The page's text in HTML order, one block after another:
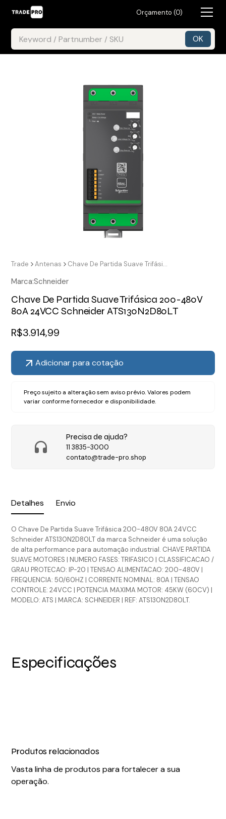
Orçamento (0)
Detalhes Envio
O Chave De Partida Suave Trifásica 200-480V 80A 24VCC
Schneider ATS130N2D80LT da marca Schneider é uma solução
de alta performance para automação industrial. CHAVE PARTIDA
SUAVE MOTORES | NUMERO FASES: TRIFASICO | CLASSIFICACAO /
GRAU PROTECAO: IP-20 | TENSAO ALIMENTACAO: 200-480V |
FREQUENCIA: 50/60HZ | CORRENTE NOMINAL: 80A | TENSAO
CONTROLE: 24VCC | POTENCIA MAXIMA MOTOR: 45KW (60CV) |
MODELO: ATS | MARCA: SCHNEIDER | REF: ATS130N2D80LT.
Trade Antenas Chave De Partida Suave Trifásica 200-480V 80A 24VCC Schneider ATS130N2D80LT
Marca:Schneider
Chave De Partida Suave Trifásica 200-480V
80A 24VCC Schneider ATS130N2D80LT
R$3.914,99
Adicionar para cotação
Preço sujeito a alteração sem aviso prévio. Valores podem
variar conforme fornecedor e disponibilidade.
Precisa de ajuda?
11 3835-3000
contato@trade-pro.shop
Especificações
Produtos relacionados
Vasta linha de produtos para fortalecer a sua
operação.